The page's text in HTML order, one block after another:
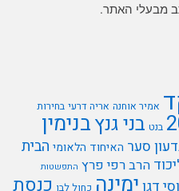
מבעלי האתר.
אמיר אוחנה אריה דרעי בחירות
בנט בני גנץבנימין
סער האיחוד הלאומי הבית
הרב רפי פרץ התפשטות
דגן ימינה כחול לבן כנסת